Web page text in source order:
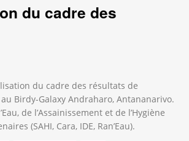
du cadre des
du cadre des résultats de
Birdy-Galaxy Andraharo, Antananarivo.
de l’Assainissement et de l’Hygiène
(SAHI, Cara, IDE, Ran’Eau).